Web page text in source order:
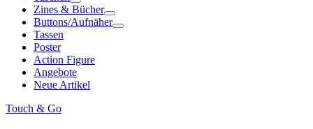
Zines & Bücher
Buttons/Aufnäher
Tassen
Poster
Action Figure
Angebote
Neue Artikel
Touch & Go